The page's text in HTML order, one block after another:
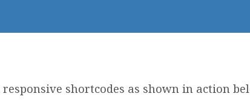
shortcodes as shown in action